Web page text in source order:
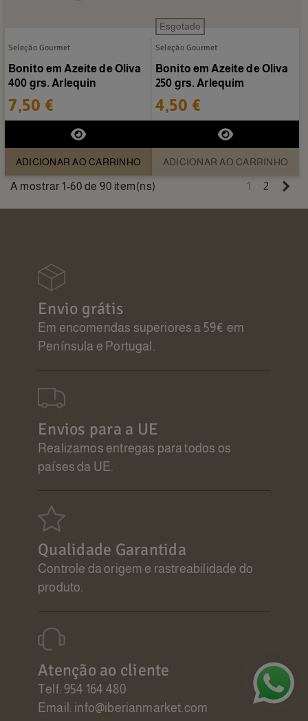
Seleção Gourmet
Bonito em Azeite de Oliva
400 grs. Arlequin
7,50 €
ADICIONAR AO CARRINHO
Esgotado
Seleção Gourmet
Bonito em Azeite de Oliva
250 grs. Arlequim
4,50 €
ADICIONAR AO CARRINHO
A mostrar 1-60 de 90 item(ns) 1 2
Envio grátis
Em encomendas superiores a 59€ em
Península e Portugal.
Envios para a UE
Realizamos entregas para todos os
países da UE.
Qualidade Garantida
Controle da origem e rastreabilidade do
produto.
Atenção ao cliente
Telf: 954 164 480
Email: info@iberianmarket.com